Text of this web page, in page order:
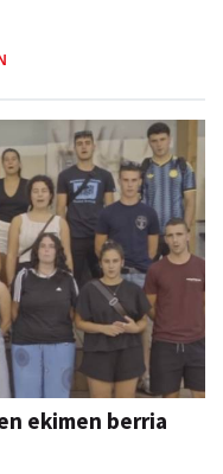
ekimen berria